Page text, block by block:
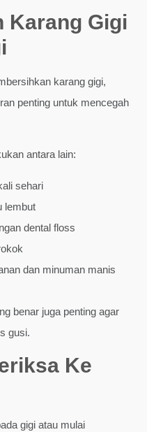
Karang Gigi
karang gigi,
penting untuk mencegah
antara lain:
sehari
lembut
dental floss
dan minuman manis
benar juga penting agar
gusi.
Ke
gigi atau mulai